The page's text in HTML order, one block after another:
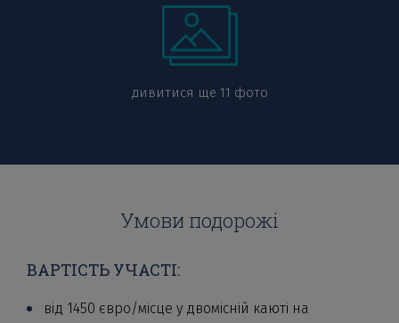
дивитися ще 11 фото
Умови подорожі
ВАРТІСТЬ УЧАСТІ:
від 1450 євро/місце у двомісній каюті на